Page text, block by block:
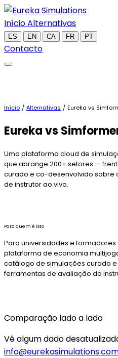
InícioAlternativas
ES EN CA FR PT
Contacto
Início / Alternativas / Eureka vs
Eurekavs
Uma plataforma cloud de
que abrange 200+ setores —
curado e co-desenvolvido sobre
de instrutor ao vivo.
Para quem é isto
Para universidades e
plataforma de economia
catálogo de simulações curado
ferramentas de avaliação do
Comparação lado a lado
Vê algum dado